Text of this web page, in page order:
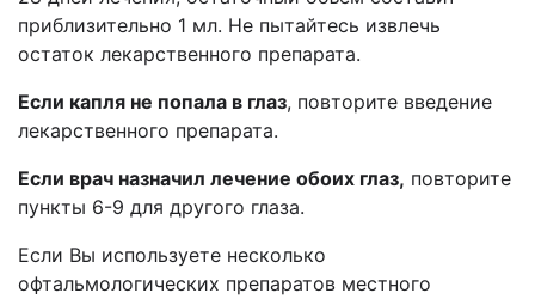
приблизительно 1 мл. Не пытайтесь извлечь
остаток лекарственного препарата.
Если капля не попала в глаз, повторите введение
лекарственного препарата.
Если врач назначил лечение обоих глаз, повторите
пункты 6-9 для другого глаза.
Если Вы используете несколько
офтальмологических препаратов местного